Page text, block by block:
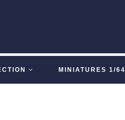
MINIATURES 1/64